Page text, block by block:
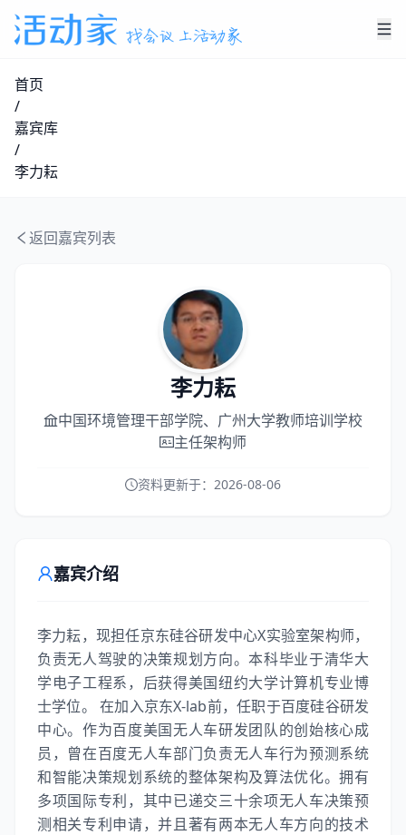
首页
/
嘉宾库
/
李力耘
返回嘉宾列表
李力耘
中国环境管理干部学院、广州大学教师培训学校
主任架构师
资料更新于： 2026-08-06
嘉宾介绍
李力耘，现担任京东硅谷研发中心X实验室架构师，
负责无人驾驶的决策规划方向。本科毕业于清华大
学电子工程系，后获得美国纽约大学计算机专业博
士学位。 在加入京东X-lab前，任职于百度硅谷研发
中心。作为百度美国无人车研发团队的创始核心成
员，曾在百度无人车部门负责无人车行为预测系统
和智能决策规划系统的整体架构及算法优化。拥有
多项国际专利，其中已递交三十余项无人车决策预
测相关专利申请，并且著有两本无人车方向的技术